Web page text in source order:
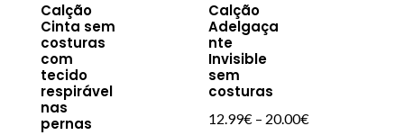
Calção
Cinta sem
costuras
com
tecido
respirável
nas
pernas
Calção
Adelgaça
nte
Invisible
sem
costuras
12.99€ – 20.00€